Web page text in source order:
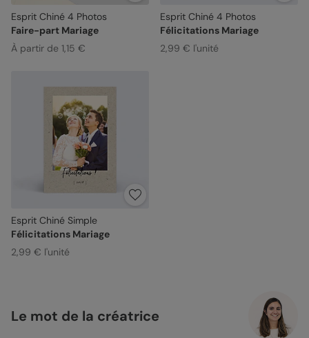
Esprit Chiné 4 Photos
Faire-part Mariage
À partir de 1,15 €
Esprit Chiné 4 Photos
Félicitations Mariage
2,99 € l'unité
Esprit Chiné Simple
Félicitations Mariage
2,99 € l'unité
Le mot de la créatrice